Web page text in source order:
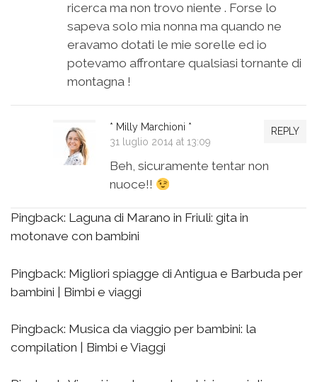
ricerca ma non trovo niente . Forse lo
sapeva solo mia nonna ma quando ne
eravamo dotati le mie sorelle ed io
potevamo affrontare qualsiasi tornante di
montagna !
REPLY
* Milly Marchioni *
31 luglio 2014 at 13:09
Beh, sicuramente tentar non
nuoce!!
Pingback: Laguna di Marano in Friuli: gita in
motonave con bambini
Pingback: Migliori spiagge di Antigua e Barbuda per
bambini | Bimbi e viaggi
Pingback: Musica da viaggio per bambini: la
compilation | Bimbi e Viaggi